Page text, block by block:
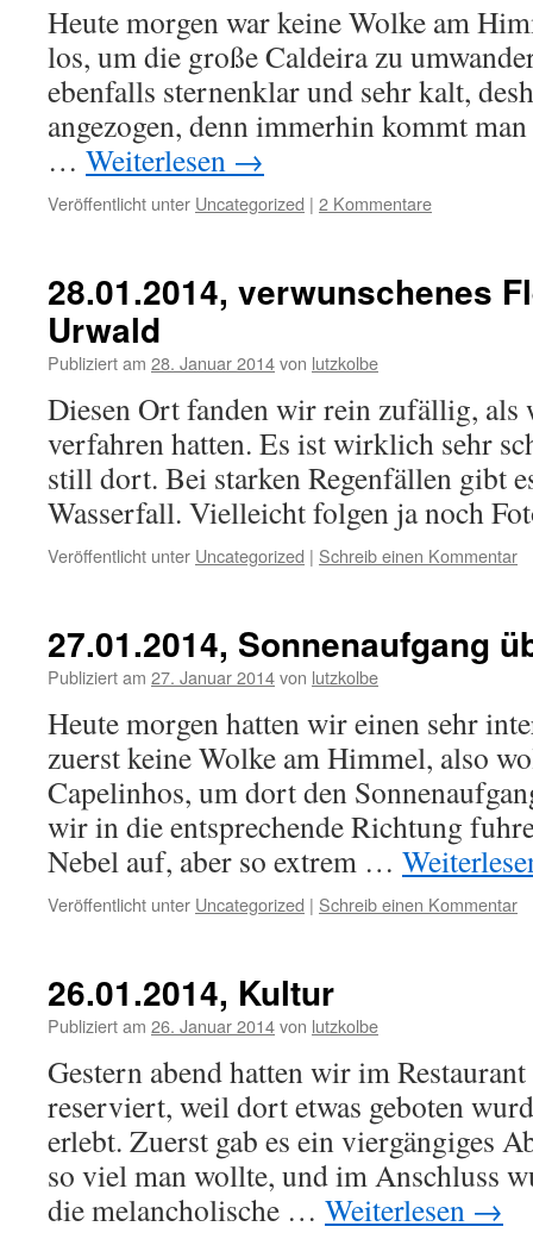
Heute morgen war keine Wolke am
los, um die große Caldeira zu
ebenfalls sternenklar und sehr kalt,
angezogen, denn immerhin kommt
… Weiterlesen →
Veröffentlicht unter Uncategorized | 2 Kommentare
28.01.2014, verwunschenes
Urwald
Publiziert am 28. Januar 2014von lutzkolbe
Diesen Ort fanden wir rein zufällig,
verfahren hatten. Es ist wirklich sehr
still dort. Bei starken Regenfällen gibt
Wasserfall. Vielleicht folgen ja noch
Veröffentlicht unter Uncategorized | Schreib einen Kommentar
27.01.2014, Sonnenaufgang
Publiziert am 27. Januar 2014von lutzkolbe
Heute morgen hatten wir einen sehr
zuerst keine Wolke am Himmel, also
Capelinhos, um dort den
wir in die entsprechende Richtung
Nebel auf, aber so extrem …
Veröffentlicht unter Uncategorized | Schreib einen Kommentar
26.01.2014, Kultur
Publiziert am 26. Januar 2014von lutzkolbe
Gestern abend hatten wir im
reserviert, weil dort etwas geboten
erlebt. Zuerst gab es ein viergängiges
so viel man wollte, und im Anschluss
die melancholische … Weiterlesen →